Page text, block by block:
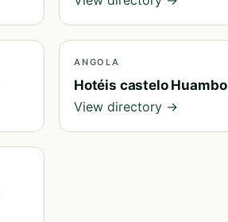
ANGOLA
Hotéis castelo Huambo
View directory →